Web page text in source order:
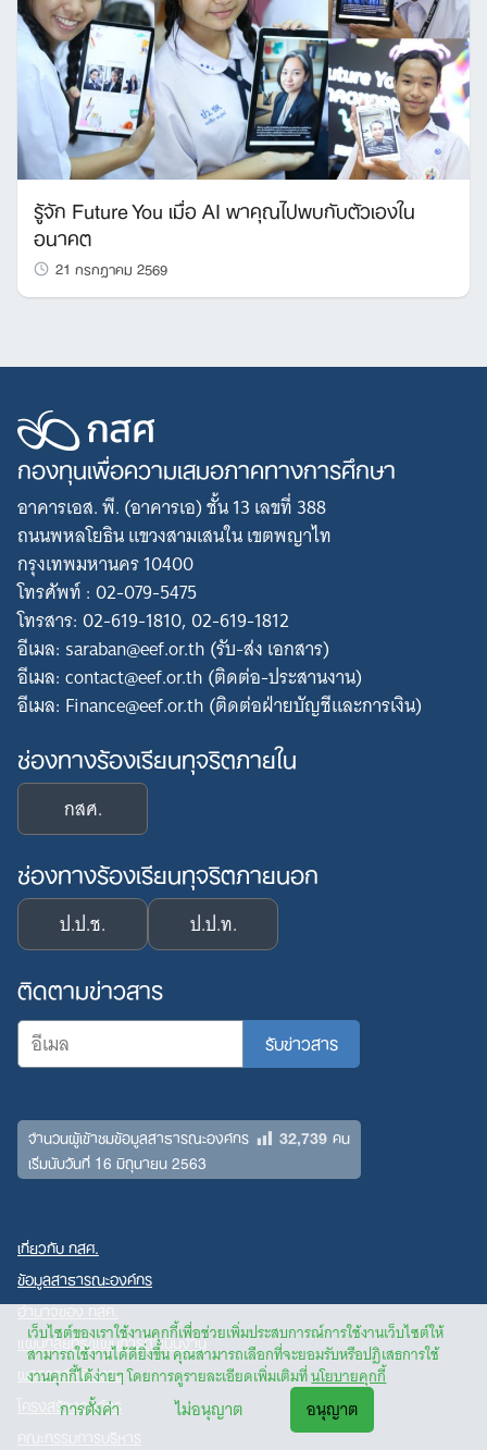
เว็บไซต์ของเราใช้งานคุกกี้เพื่อช่วยเพิ่มประสบการณ์การใช้งานเว็บไซต์ให้
สามารถใช้งานได้ดียิ่งขึ้น คุณสามารถเลือกที่จะยอมรับหรือปฏิเสธการใช้
งานคุกกี้ได้ง่ายๆ โดยการดูรายละเอียดเพิ่มเติมที่นโยบายคุกกี้
การตั้งค่า ไม่อนุญาต อนุญาต
รู้จัก Future You เมื่อ AI พาคุณไปพบกับตัวเองใน
อนาคต
21 กรกฎาคม 2569
กองทุนเพื่อความเสมอภาคทางการศึกษา
อาคารเอส. พี. (อาคารเอ) ชั้น 13 เลขที่ 388
ถนนพหลโยธิน แขวงสามเสนใน เขตพญาไท
กรุงเทพมหานคร 10400
โทรศัพท์ : 02-079-5475
โทรสาร: 02-619-1810, 02-619-1812
อีเมล: saraban@eef.or.th (รับ-ส่ง เอกสาร)
อีเมล: contact@eef.or.th (ติดต่อ-ประสานงาน)
อีเมล: Finance@eef.or.th (ติดต่อฝ่ายบัญชีและการเงิน)
ช่องทางร้องเรียนทุจริตภายใน
กสศ.
ช่องทางร้องเรียนทุจริตภายนอก
ป.ป.ช. ป.ป.ท.
ติดตามข่าวสาร
จำนวนผู้เข้าชมข้อมูลสาธารณะองค์กร 32,739คน
เริ่มนับวันที่ 16 มิถุนายน 2563
เกี่ยวกับ กสศ.
ข้อมูลสาธารณะองค์กร
อำนาจของ กสศ.
แผนกลยุทธ์/แผนการดำเนินงาน
ผลการดำเนินงาน
โครงสร้างองค์กร